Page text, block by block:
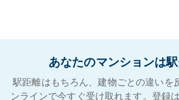
あなたのマンションは
駅距離はもちろん、建物ごとの違いを
ンラインで今すぐ受け取れます。登録